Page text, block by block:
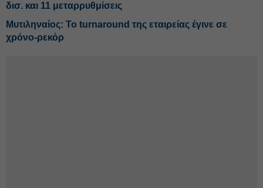
δισ. και 11 μεταρρυθμίσεις
Μυτιληναίος: Το turnaround της εταιρείας έγινε σε
χρόνο-ρεκόρ